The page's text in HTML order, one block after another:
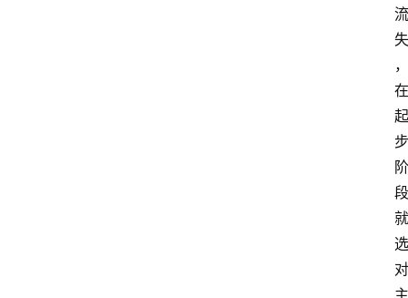
流
失
，
在
起
步
阶
段
就
选
对
主